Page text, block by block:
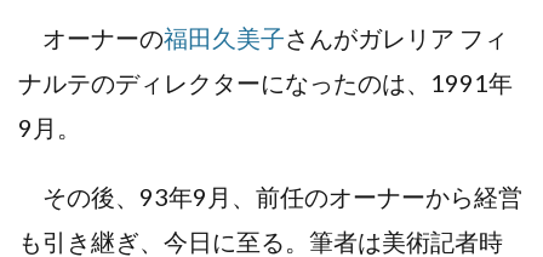
オーナーの福田久美子さんがガレリア フィ
ナルテのディレクターになったのは、1991年
9月。
その後、93年9月、前任のオーナーから経営
も引き継ぎ、今日に至る。筆者は美術記者時